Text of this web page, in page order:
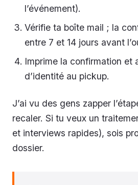
l’événement).
Vérifie ta boîte mail ; la
entre 7 et 14 jours avant
Imprime la confirmation et
d’identité au pickup.
J’ai vu des gens zapper
recaler. Si tu veux un
et interviews rapides), sois
dossier.